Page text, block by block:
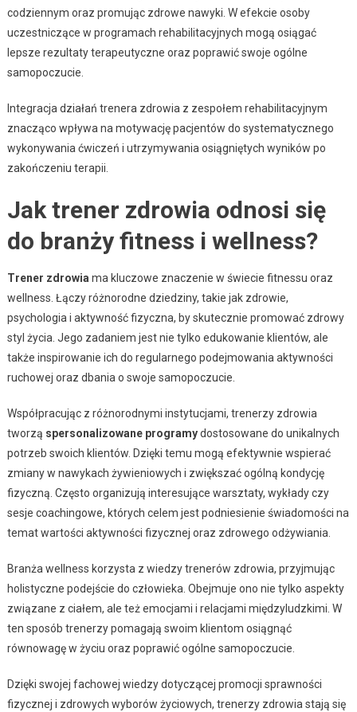
codziennym oraz promując zdrowe nawyki. W efekcie osoby
uczestniczące w programach rehabilitacyjnych mogą osiągać
lepsze rezultaty terapeutyczne oraz poprawić swoje ogólne
samopoczucie.
Integracja działań trenera zdrowia z zespołem rehabilitacyjnym
znacząco wpływa na motywację pacjentów do systematycznego
wykonywania ćwiczeń i utrzymywania osiągniętych wyników po
zakończeniu terapii.
Jak trener zdrowia odnosi się
do branży fitness i wellness?
Trener zdrowia ma kluczowe znaczenie w świecie fitnessu oraz
wellness. Łączy różnorodne dziedziny, takie jak zdrowie,
psychologia i aktywność fizyczna, by skutecznie promować zdrowy
styl życia. Jego zadaniem jest nie tylko edukowanie klientów, ale
także inspirowanie ich do regularnego podejmowania aktywności
ruchowej oraz dbania o swoje samopoczucie.
Współpracując z różnorodnymi instytucjami, trenerzy zdrowia
tworzą spersonalizowane programydostosowane do unikalnych
potrzeb swoich klientów. Dzięki temu mogą efektywnie wspierać
zmiany w nawykach żywieniowych i zwiększać ogólną kondycję
fizyczną. Często organizują interesujące warsztaty, wykłady czy
sesje coachingowe, których celem jest podniesienie świadomości na
temat wartości aktywności fizycznej oraz zdrowego odżywiania.
Branża wellness korzysta z wiedzy trenerów zdrowia, przyjmując
holistyczne podejście do człowieka. Obejmuje ono nie tylko aspekty
związane z ciałem, ale też emocjami i relacjami międzyludzkimi. W
ten sposób trenerzy pomagają swoim klientom osiągnąć
równowagę w życiu oraz poprawić ogólne samopoczucie.
Dzięki swojej fachowej wiedzy dotyczącej promocji sprawności
fizycznej i zdrowych wyborów życiowych, trenerzy zdrowia stają się